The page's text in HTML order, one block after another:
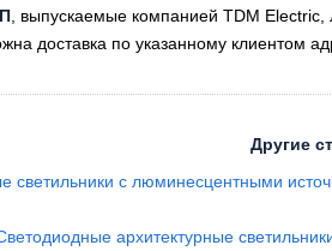
, выпускаемые компанией TDM
доставка по указанному клиентом
Другие
светильники с люминесцентными
архитектурные